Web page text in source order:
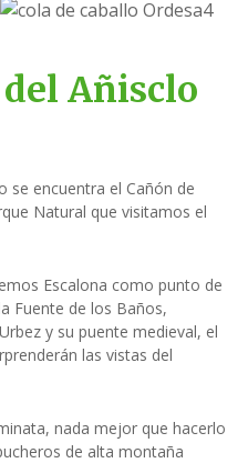
Añisclo
se encuentra el Cañón de
Natural que visitamos el
Escalona como punto de
Fuente de los Baños,
y su puente medieval, el
las vistas del
nada mejor que hacerlo
de alta montaña